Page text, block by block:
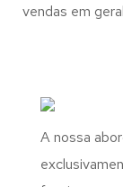
vendas em
A nossa